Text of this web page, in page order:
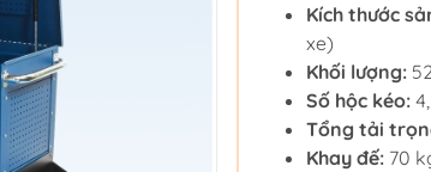
Kích thước
xe)
Khối lượng:
Số hộc kéo:
Tổng tải
Khay đế: 70